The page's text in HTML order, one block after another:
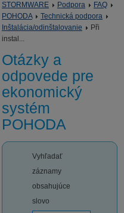
STORMWARE Podpora
FAQ
POHODA
Technická podpora
Inštalácia/odinštalovanie
Při
instal...
Otázky a
odpovede pre
ekonomický
systém
POHODA
Vyhľadať
záznamy
obsahujúce
slovo